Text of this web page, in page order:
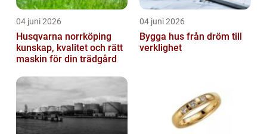
04 juni 2026
Husqvarna norrköping
kunskap, kvalitet och rätt
maskin för din trädgård
04 juni 2026
Bygga hus från dröm till
verklighet